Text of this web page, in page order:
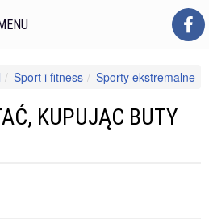
Sport i fitness
Sporty ekstremalne
KUPUJĄC BUTY